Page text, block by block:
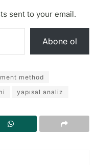
sent to your email.
Abone ol
method
yapısal analiz